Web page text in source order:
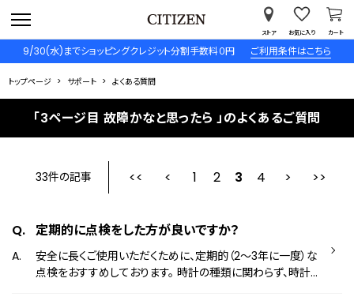
9/30(水)までショッピングクレジット分割手数料０円 ご利用条件はこちら
ストア お気に入り カート
トップページ サポート よくある質問
「3ページ目 故障かなと思ったら 」のよくあるご質問
33件の記事 最初 前
1 2 3 4
定期的に点検をした方が良いですか？
安全に長くご使用いただくために、定期的（2～3年に一度）な
点検をおすすめしております。 時計の種類に関わらず、時計